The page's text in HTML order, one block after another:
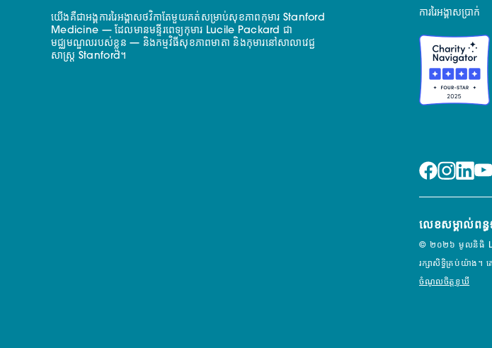
យើងគឺជាអង្គការរៃអង្គាសថវិកាតែមួយគត់សម្រាប់សុខភាពកុមារ Stanford
Medicine — ដែលមានមន្ទីរពេទ្យកុមារ Lucile Packard ជា
មជ្ឈមណ្ឌលរបស់ខ្លួន — និងកម្មវិធីសុខភាពមាតា និងកុមារនៅសាលាវេជ្ជ
សាស្ត្រ Stanford។
ការរៃអង្គាសប្រាក់
លេខសម្គាល់ពន្
© ២០២៦ មូលនិធិ
រក្សាសិទ្ធិគ្រប់យ៉ាង។
ចំណូលចិត្តខូឃី